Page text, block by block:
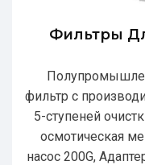
Фильтры
фильтр с
5-ступеней
осмотическая
насос 200G,